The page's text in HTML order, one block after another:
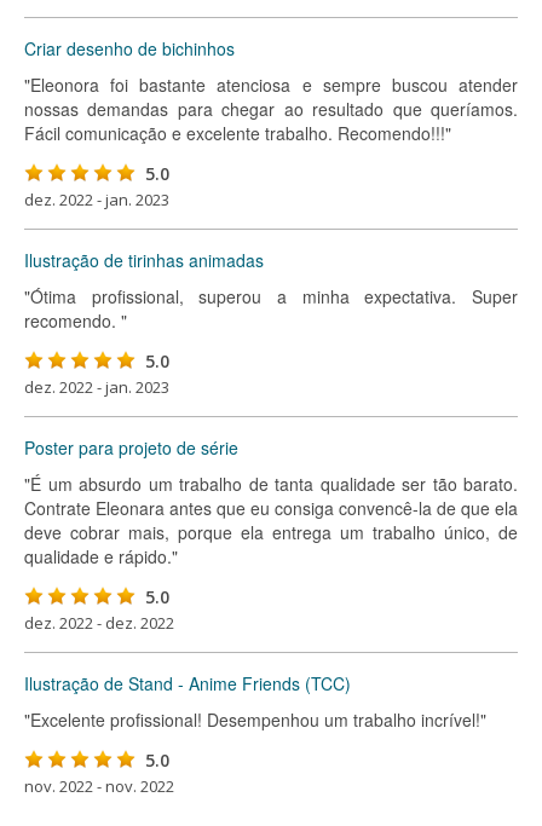
Criar desenho de bichinhos
"Eleonora foi bastante atenciosa e sempre buscou atender
nossas demandas para chegar ao resultado que queríamos.
Fácil comunicação e excelente trabalho. Recomendo!!!"
5.0
dez. 2022 - jan. 2023
Ilustração de tirinhas animadas
"Ótima profissional, superou a minha expectativa. Super
recomendo. "
5.0
dez. 2022 - jan. 2023
Poster para projeto de série
"É um absurdo um trabalho de tanta qualidade ser tão barato.
Contrate Eleonara antes que eu consiga convencê-la de que ela
deve cobrar mais, porque ela entrega um trabalho único, de
qualidade e rápido."
5.0
dez. 2022 - dez. 2022
Ilustração de Stand - Anime Friends (TCC)
"Excelente profissional! Desempenhou um trabalho incrível!"
5.0
nov. 2022 - nov. 2022